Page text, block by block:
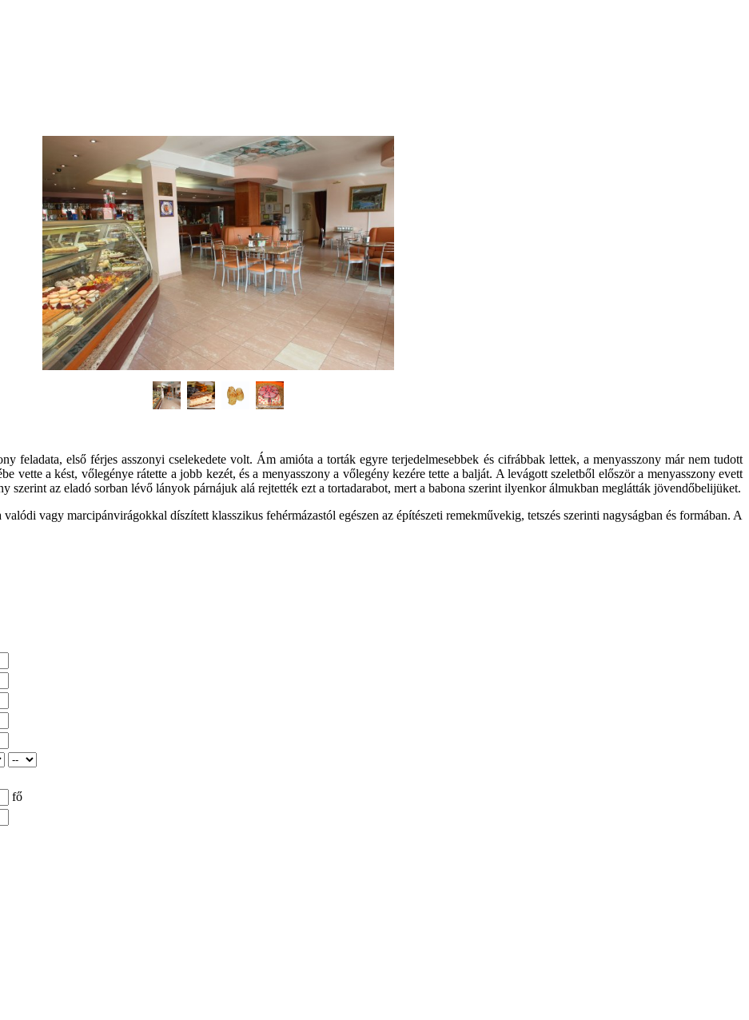
feladata, első férjes asszonyi cselekedete volt. Ám amióta a torták egyre terjedelmesebbek és cifrábbak lettek, a menyasszony már nem tudott
vette a kést, vőlegénye rátette a jobb kezét, és a menyasszony a vőlegény kezére tette a balját. A levágott szeletből először a menyasszony evett
szerint az eladó sorban lévő lányok párnájuk alá rejtették ezt a tortadarabot, mert a babona szerint ilyenkor álmukban meglátták jövendőbelijüket.
vagy marcipánvirágokkal díszített klasszikus fehérmázastól egészen az építészeti remekművekig, tetszés szerinti nagyságban és formában. A
fő